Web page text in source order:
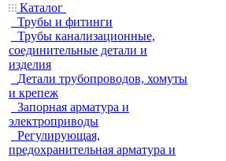
Каталог
Трубы и фитинги
Трубы канализационные,
соединительные детали и
изделия
Детали трубопроводов, хомуты
и крепеж
Запорная арматура и
электроприводы
Регулирующая,
предохранительная арматура и